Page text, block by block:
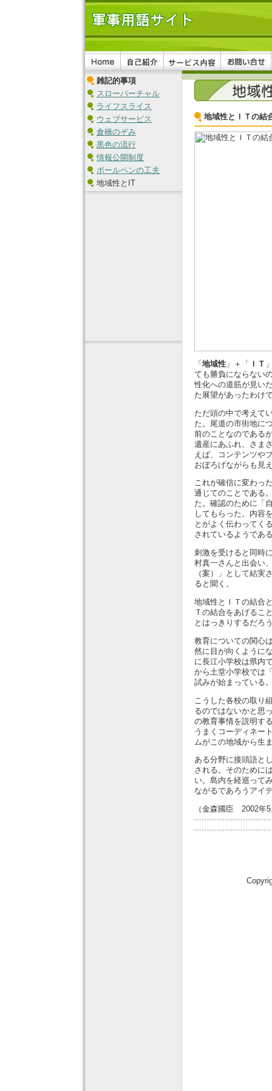
雑記的事項
スローバーチャル
ライフスライス
ウェブサービス
倉橋のぞみ
黒色の流行
情報公開制度
ボールペンの工夫
地域性とIT
地域性とＩＴの結
「 地域性 」＋「 ＩＴ
ても勝負にならない
性化への道筋が見い
た展望があったわけ
ただ頭の中で考えて
た。尾道の市街地に
前のことなのである
遺産にあふれ、さま
えば、コンテンツや
おぼろげながらも見
これが確信に変わっ
通じてのことである
た。確認のために「
してもらった。内容
とがよく伝わってく
されているようであ
刺激を受けると同時
村真一さんと出会い
（案）」として結実
ると聞く。
地域性とＩＴの結合
Ｔの結合をあげるこ
とはっきりするだろ
教育についての関心
然に目が向くように
に長江小学校は県内
から土堂小学校では
試みが始まっている
こうした各校の取り
るのではないかと思
の教育事情を説明す
うまくコーディネー
ムがこの地域から生
ある分野に接頭語と
される。そのために
い。島内を経巡って
ながるであろうアイ
（金森國臣 2002年